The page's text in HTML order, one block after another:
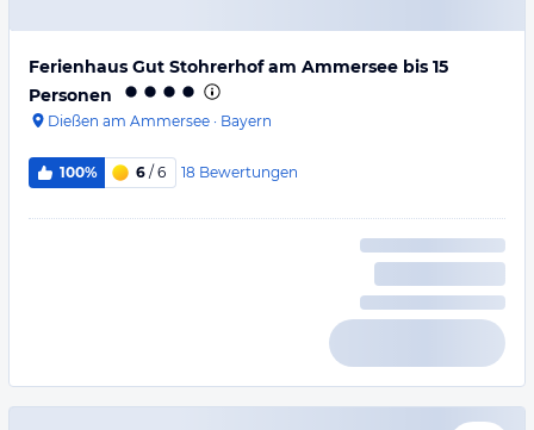
Ferienhaus Gut Stohrerhof am Ammersee bis 15
Personen
Dießen am Ammersee · Bayern
100% 6 / 6 18 Bewertungen